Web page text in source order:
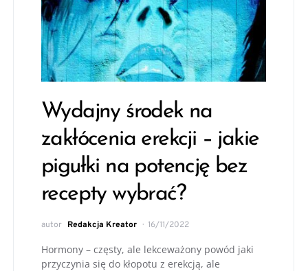
Wydajny środek na
zakłócenia erekcji – jakie
pigułki na potencję bez
recepty wybrać?
autor Redakcja Kreator 16/11/2022
Hormony – częsty, ale lekceważony powód jaki
przyczynia się do kłopotu z erekcją, ale